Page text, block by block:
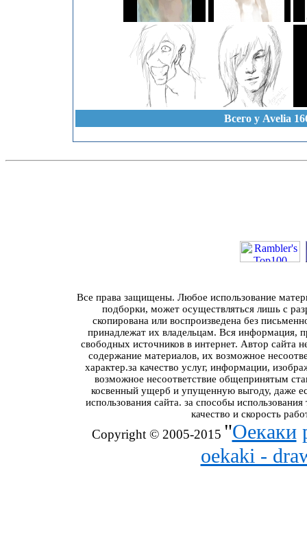
Всего у Avelia
Все права защищены. Любое использование
подборки, может осуществляться лишь с
скопирована или воспроизведена без
принадлежат их владельцам. Вся информация,
свободных источников в интернет. Автор сайта
содержание материалов, их возможное
характер.за качество услуг, информации,
возможное несоответствие общепринятым
косвенный ущерб и упущенную выгоду, даже
использования сайта. за способы
качество и скорость
Copyright © 2005-2015 "Оекаки
oekaki -